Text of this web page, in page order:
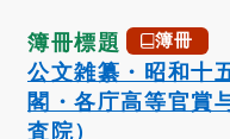
簿冊標題 簿冊
公文雑纂・昭和十
閣・各庁高等官賞
査院）